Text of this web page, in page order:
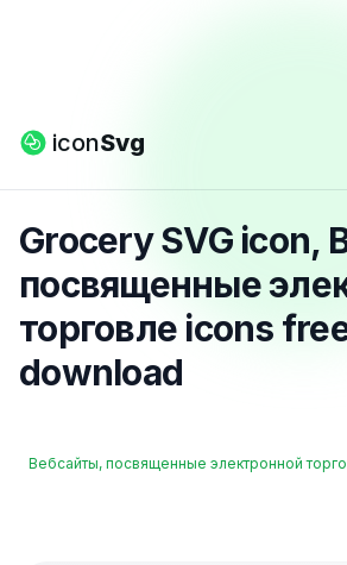
iconSvg
Grocery SVG icon,
посвященные
торговле icons
download
Вебсайты, посвященные электронной